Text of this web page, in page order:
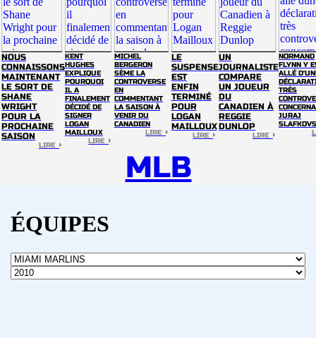
NOUS
CONNAISSONS
MAINTENANT
LE SORT DE
SHANE
WRIGHT
POUR LA
PROCHAINE
SAISON
LIRE
KENT
HUGHES
EXPLIQUE
POURQUOI
IL A
FINALEMENT
DÉCIDÉ DE
SIGNER
LOGAN
MAILLOUX
LIRE
MICHEL
BERGERON
SÈME LA
CONTROVERSE
EN
COMMENTANT
LA SAISON À
VENIR DU
CANADIEN
LIRE
LE
SUSPENSE
EST
ENFIN
TERMINÉ
POUR
LOGAN
MAILLOUX
LIRE
UN
JOURNALISTE
COMPARE
UN JOUEUR
DU
CANADIEN À
REGGIE
DUNLOP
LIRE
NORMAND
FLYNN Y
ALLÉ
TRÈS
JURAJ
MLB
ÉQUIPES